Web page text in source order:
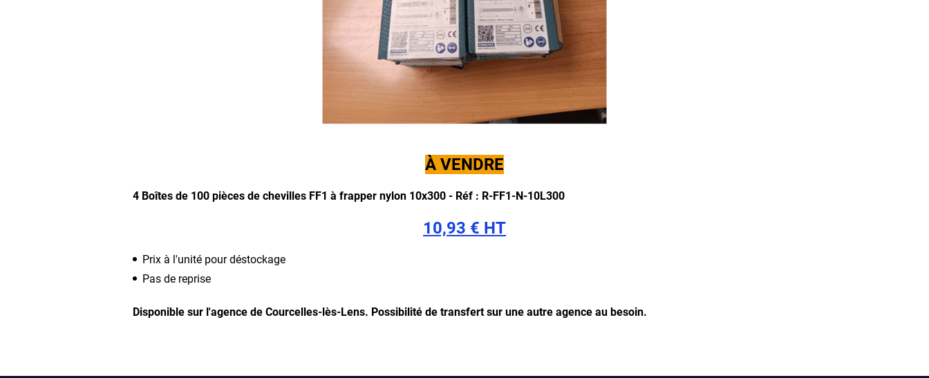
À VENDRE
4 Boîtes de 100 pièces de chevilles FF1 à frapper nylon 10x300 - Réf : R-FF1-N-10L300
10,93 € HT
Prix à l'unité pour déstockage
Pas de reprise
Disponible sur l'agence de Courcelles-lès-Lens. Possibilité de transfert sur une autre agence au besoin.